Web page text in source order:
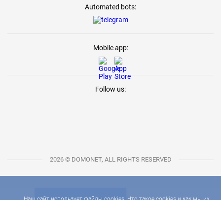
Automated bots:
Mobile app:
Follow us:
2026 © DOMONET, ALL RIGHTS RESERVED